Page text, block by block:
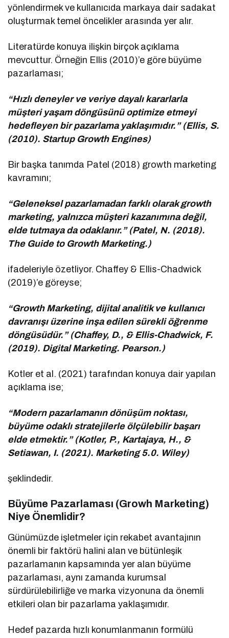
yönlendirmek ve kullanıcıda markaya dair sadakat
oluşturmak temel öncelikler arasında yer alır.
Literatürde konuya ilişkin birçok açıklama
mevcuttur. Örneğin Ellis (2010)’e göre büyüme
pazarlaması;
“Hızlı deneyler ve veriye dayalı kararlarla
müşteri yaşam döngüsünü optimize etmeyi
hedefleyen bir pazarlama yaklaşımıdır.” (Ellis, S.
(2010). Startup Growth Engines)
Bir başka tanımda Patel (2018) growth marketing
kavramını;
“Geleneksel pazarlamadan farklı olarak growth
marketing, yalnızca müşteri kazanımına değil,
elde tutmaya da odaklanır.” (Patel, N. (2018).
The Guide to Growth Marketing.)
ifadeleriyle özetliyor. Chaffey & Ellis-Chadwick
(2019)’e göreyse;
“Growth Marketing, dijital analitik ve kullanıcı
davranışı üzerine inşa edilen sürekli öğrenme
döngüsüdür.” (Chaffey, D., & Ellis-Chadwick, F.
(2019). Digital Marketing. Pearson.)
Kotler et al. (2021) tarafından konuya dair yapılan
açıklama ise;
“Modern pazarlamanın dönüşüm noktası,
büyüme odaklı stratejilerle ölçülebilir başarı
elde etmektir.” (Kotler, P., Kartajaya, H., &
Setiawan, I. (2021). Marketing 5.0. Wiley)
şeklindedir.
Büyüme Pazarlaması (Growh Marketing)
Niye Önemlidir?
Günümüzde işletmeler için rekabet avantajının
önemli bir faktörü halini alan ve bütünleşik
pazarlamanın kapsamında yer alan büyüme
pazarlaması, aynı zamanda kurumsal
sürdürülebilirliğe ve marka vizyonuna da önemli
etkileri olan bir pazarlama yaklaşımıdır.
Hedef pazarda hızlı konumlanmanın formülü